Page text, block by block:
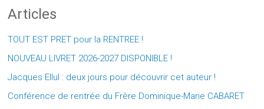
Articles
TOUT EST PRET pour la RENTREE !
NOUVEAU LIVRET 2026-2027 DISPONIBLE !
Jacques Ellul : deux jours pour découvrir cet auteur !
Conférence de rentrée du Frère Dominique-Marie CABARET